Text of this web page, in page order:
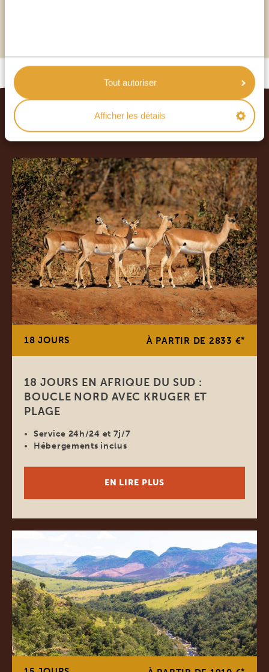
Tout autoriser
Afficher les détails
VOYAGES ASSOCIÉS
18 JOURS À PARTIR DE 2833 €*
18 JOURS EN AFRIQUE DU SUD :
BOUCLE NORD AVEC KRUGER ET
PLAGE
Service 24h/24 et 7j/7
Hébergements inclus
EN LIRE PLUS